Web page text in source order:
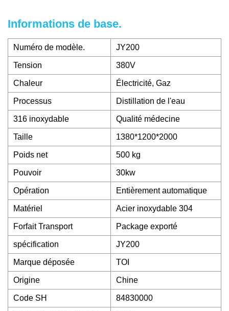
Informations de base.
Numéro de modèle. JY200
Tension 380V
Chaleur Électricité, Gaz
Processus Distillation de l'eau
316 inoxydable Qualité médecine
Taille 1380*1200*2000
Poids net 500 kg
Pouvoir 30kw
Opération Entièrement automatique
Matériel Acier inoxydable 304
Forfait Transport Package exporté
spécification JY200
Marque déposée TOI
Origine Chine
Code SH 84830000